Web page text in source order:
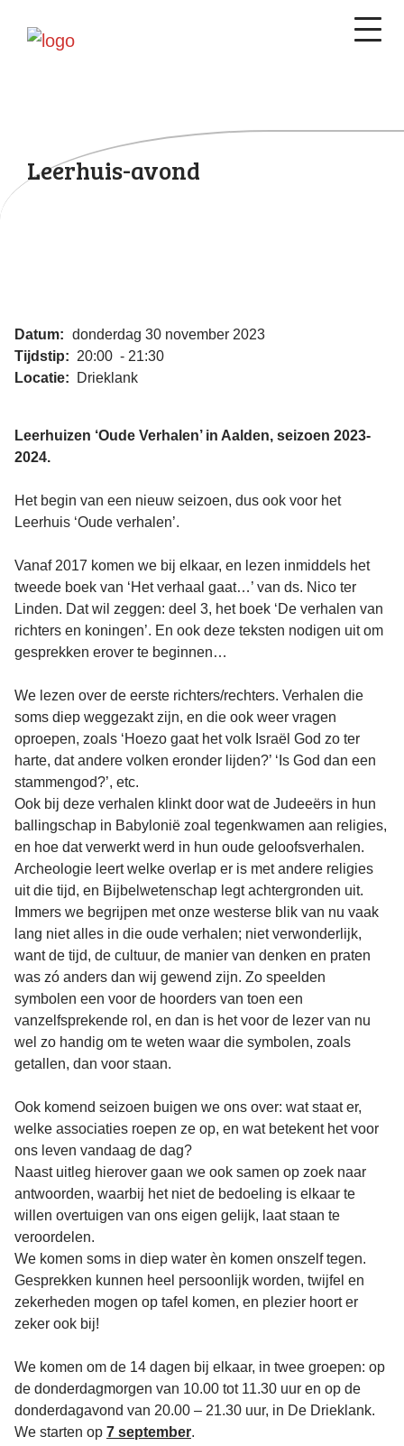
Leerhuis-avond
Datum: donderdag 30 november 2023
Tijdstip: 20:00 - 21:30
Locatie: Drieklank
Leerhuizen ‘Oude Verhalen’ in Aalden, seizoen 2023-
2024.
Het begin van een nieuw seizoen, dus ook voor het
Leerhuis ‘Oude verhalen’.
Vanaf 2017 komen we bij elkaar, en lezen inmiddels het
tweede boek van ‘Het verhaal gaat…’ van ds. Nico ter
Linden. Dat wil zeggen: deel 3, het boek ‘De verhalen van
richters en koningen’. En ook deze teksten nodigen uit om
gesprekken erover te beginnen…
We lezen over de eerste richters/rechters. Verhalen die
soms diep weggezakt zijn, en die ook weer vragen
oproepen, zoals ‘Hoezo gaat het volk Israël God zo ter
harte, dat andere volken eronder lijden?’ ‘Is God dan een
stammengod?’, etc.
Ook bij deze verhalen klinkt door wat de Judeeërs in hun
ballingschap in Babylonië zoal tegenkwamen aan religies,
en hoe dat verwerkt werd in hun oude geloofsverhalen.
Archeologie leert welke overlap er is met andere religies
uit die tijd, en Bijbelwetenschap legt achtergronden uit.
Immers we begrijpen met onze westerse blik van nu vaak
lang niet alles in die oude verhalen; niet verwonderlijk,
want de tijd, de cultuur, de manier van denken en praten
was zó anders dan wij gewend zijn. Zo speelden
symbolen een voor de hoorders van toen een
vanzelfsprekende rol, en dan is het voor de lezer van nu
wel zo handig om te weten waar die symbolen, zoals
getallen, dan voor staan.
Ook komend seizoen buigen we ons over: wat staat er,
welke associaties roepen ze op, en wat betekent het voor
ons leven vandaag de dag?
Naast uitleg hierover gaan we ook samen op zoek naar
antwoorden, waarbij het niet de bedoeling is elkaar te
willen overtuigen van ons eigen gelijk, laat staan te
veroordelen.
We komen soms in diep water èn komen onszelf tegen.
Gesprekken kunnen heel persoonlijk worden, twijfel en
zekerheden mogen op tafel komen, en plezier hoort er
zeker ook bij!
We komen om de 14 dagen bij elkaar, in twee groepen: op
de donderdagmorgen van 10.00 tot 11.30 uur en op de
donderdagavond van 20.00 – 21.30 uur, in De Drieklank.
We starten op 7 september.